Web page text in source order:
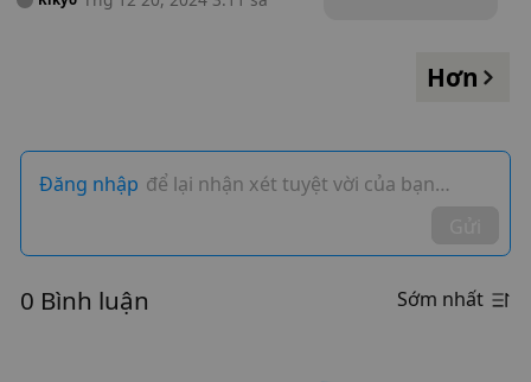
lĩnh?
Hơn
Đăng nhập để lại nhận xét tuyệt vời của bạn…
0 Bình luận Sớm nhất